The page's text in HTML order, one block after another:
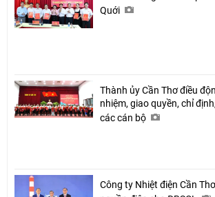
Quới
Thành ủy Cần Thơ điều
nhiệm, giao quyền, chỉ
các cán bộ
Công ty Nhiệt điện Cần